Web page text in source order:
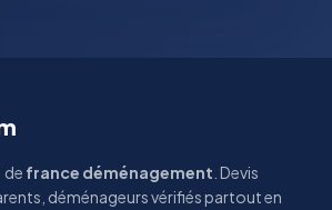
de france déménagement . Devis
déménageurs vérifiés partout en